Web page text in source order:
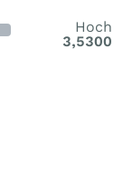
Hoch
3,5300